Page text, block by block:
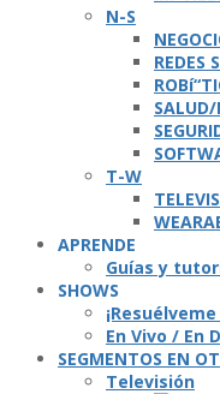
N-S
REDES
T-W
APRENDE
Guí­as y
SHOWS
En Vivo / En
SEGMENTOS EN
Televisión